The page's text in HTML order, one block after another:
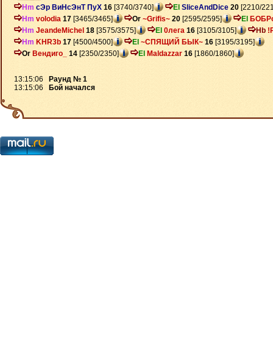
Hm сЭр ВиНсЭнТ ПуХ 16 [3740/3740] El SliceAndDice 20 [2210/
Hm volodia 17 [3465/3465] Or ~Grifis~ 20 [2595/2595] El
Hm JeandeMichel 18 [3575/3575] El 0лега 16 [3105/3105] Hb
Hm KHR3b 17 [4500/4500] El ~СПЯЩИЙ БЫК~ 16 [3195/3195]
Or Вендиго_ 14 [2350/2350] El Maldazzar 16 [1860/1860]
13:15:06
Раунд № 1
13:15:06
Бой начался